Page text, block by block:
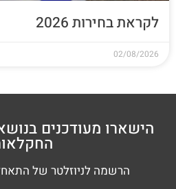
לקראת בחירות 2026
02/08/2026
הישארו מעודכנים
הרשמה לניוזלטר של